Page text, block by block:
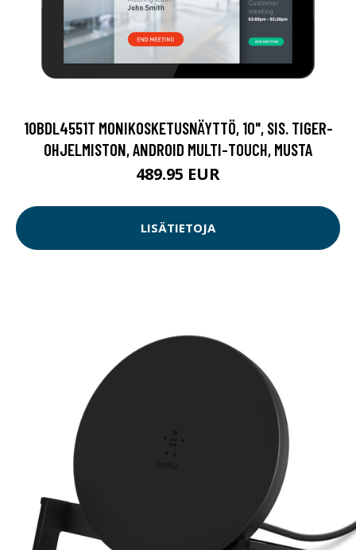
10BDL4551T MONIKOSKETUSNÄYTTÖ, 10", SIS. TIGER-
OHJELMISTON, ANDROID MULTI-TOUCH, MUSTA
489.95 EUR
LISÄTIETOJA